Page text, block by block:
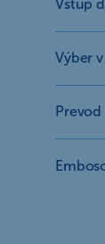
Vstup
Výber